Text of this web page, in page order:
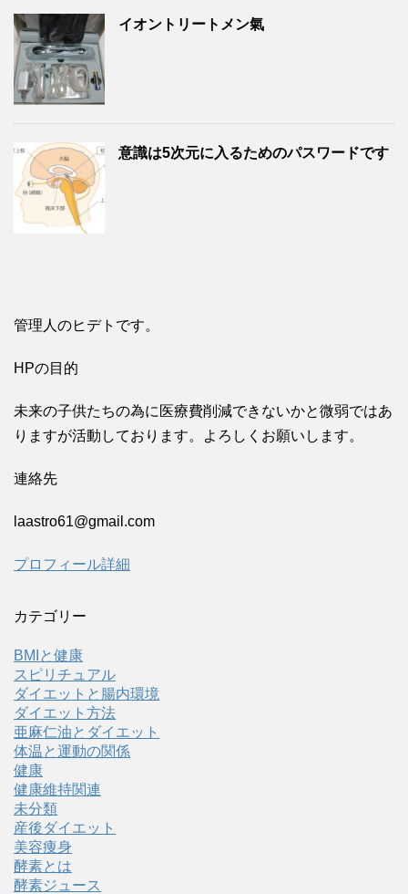
イオントリートメン氣
意識は5次元に入るためのパスワードです
管理人のヒデトです。
HPの目的
未来の子供たちの為に医療費削減できないかと微弱ではあ
りますが活動しております。よろしくお願いします。
連絡先
laastro61@gmail.com
プロフィール詳細
カテゴリー
BMIと健康
スピリチュアル
ダイエットと腸内環境
ダイエット方法
亜麻仁油とダイエット
体温と運動の関係
健康
健康維持関連
未分類
産後ダイエット
美容痩身
酵素とは
酵素ジュース